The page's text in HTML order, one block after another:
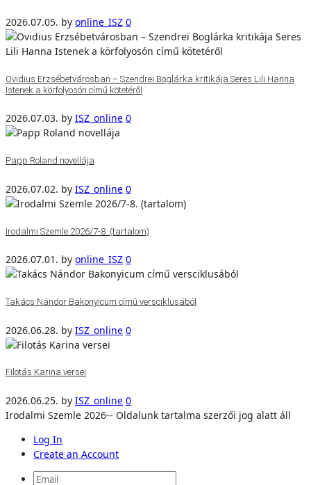
2026.07.05. by online_ISZ 0
Ovidius Erzsébetvárosban – Szendrei Boglárka kritikája Seres Lili Hanna
Istenek a körfolyosón című kötetéről
2026.07.03. by ISZ_online 0
Papp Roland novellája
2026.07.02. by ISZ_online 0
Irodalmi Szemle 2026/7-8. (tartalom)
2026.07.01. by online_ISZ 0
Takács Nándor Bakonyicum című versciklusából
2026.06.28. by ISZ_online 0
Filotás Karina versei
2026.06.25. by ISZ_online 0
Irodalmi Szemle 2026-- Oldalunk tartalma szerzői jog alatt áll
Log In
Create an Account